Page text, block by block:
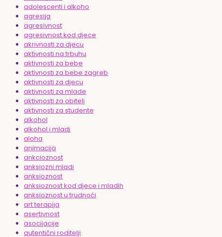
adolescenti i alkoho
agresija
agresivnost
agresivnost kod djece
akrivnosti za djecu
aktivnosti na trbuhu
aktivnosti za bebe
aktivnosti za bebe zagreb
aktivnosti za djecu
aktivnosti za mlade
aktivnosti za obitelj
aktivnosti za studente
alkohol
alkohol i mladi
aloha
animacija
ankcioznost
anksiozni mladi
anksioznost
anksioznost kod djece i mladih
anksioznost u trudnoći
art terapija
asertivnost
asocijacije
autentični roditelji